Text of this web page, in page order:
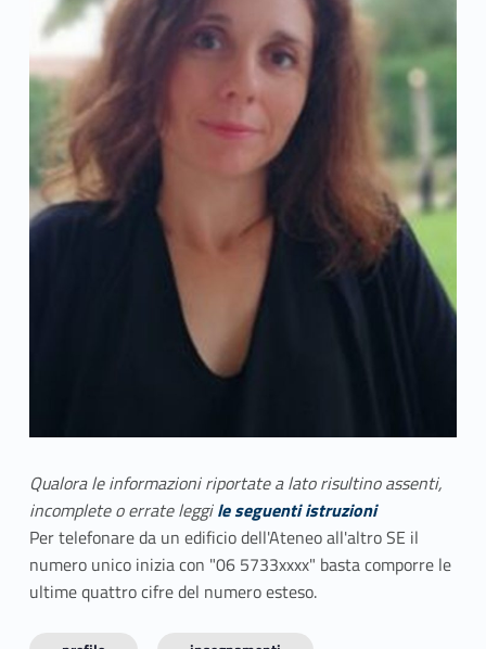
Qualora le informazioni riportate a lato risultino assenti,
incomplete o errate leggile seguenti istruzioni
Per telefonare da un edificio dell'Ateneo all'altro SE il
numero unico inizia con "06 5733xxxx" basta comporre le
ultime quattro cifre del numero esteso.